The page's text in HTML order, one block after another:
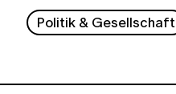
Politik & Gesellschaft